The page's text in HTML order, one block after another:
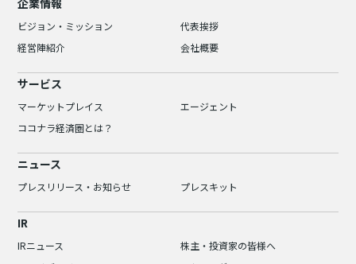
ビジョン・ミッション
代表挨拶
経営陣紹介
会社概要
サービス
マーケットプレイス
エージェント
ココナラ経済圏とは？
ニュース
プレスリリース・お知らせ プレスキット
IR
IRニュース
株主・投資家の皆様へ